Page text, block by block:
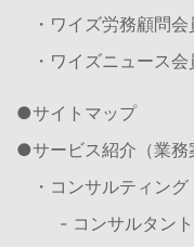
・ワイズ労務顧問
・ワイズニュース
サイトマップ
サービス紹介（業務
・コンサルティング
- コンサルタン